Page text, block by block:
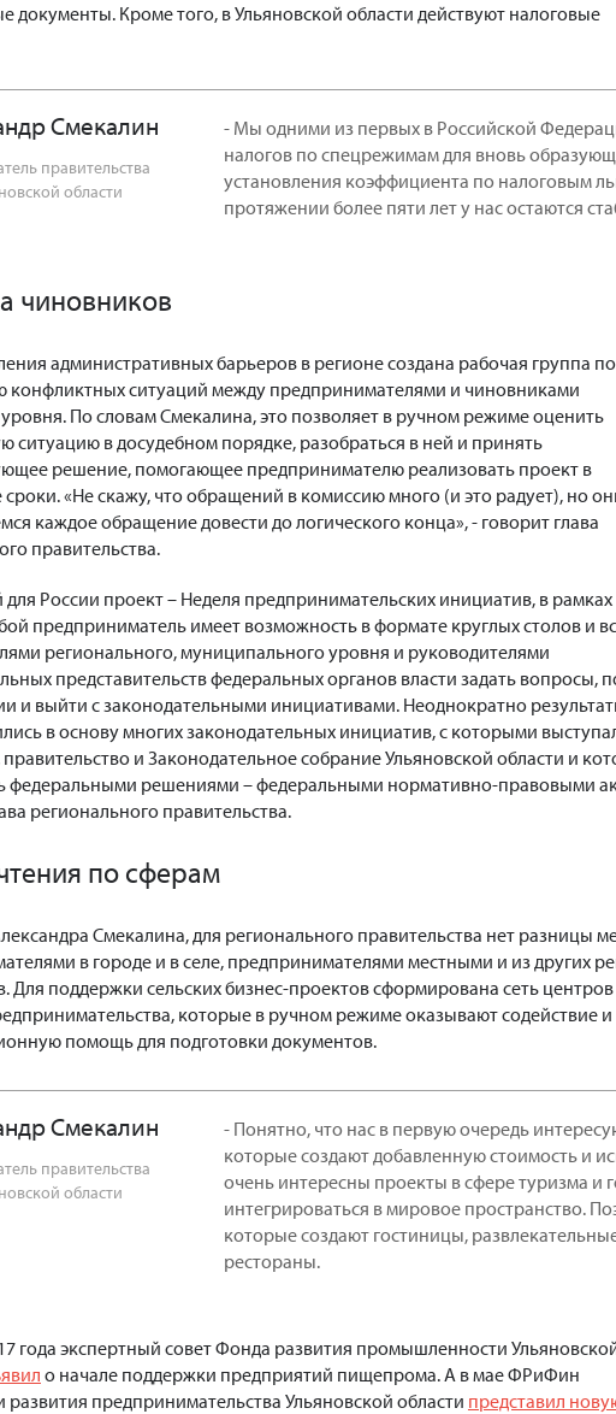
документы. Кроме того, в Ульяновской области действуют налоговые
Смекалин
правительства
области
- Мы одними из первых в Российской
налогов по спецрежимам для вновь
установления коэффициента по налоговым
протяжении более пяти лет у нас остаются
чиновников
административных барьеров в регионе создана рабочая группа по
конфликтных ситуаций между предпринимателями и чиновниками
По словам Смекалина, это позволяет в ручном режиме оценить
ситуацию в досудебном порядке, разобраться в ней и принять
решение, помогающее предпринимателю реализовать проект в
«Не скажу, что обращений в комиссию много (и это радует), но
каждое обращение довести до логического конца», - говорит глава
правительства.
России проект – Неделя предпринимательских инициатив, в рамках
предприниматель имеет возможность в формате круглых столов и
регионального, муниципального уровня и руководителями
представительств федеральных органов власти задать вопросы,
и выйти с законодательными инициативами. Неоднократно
в основу многих законодательных инициатив, с которыми
правительство и Законодательное собрание Ульяновской области и
федеральными решениями – федеральными нормативно-правовыми
регионального правительства.
по сферам
Смекалина, для регионального правительства нет разницы
в городе и в селе, предпринимателями местными и из других
Для поддержки сельских бизнес-проектов сформирована сеть центров
которые в ручном режиме оказывают содействие и
помощь для подготовки документов.
Смекалин
правительства
области
- Понятно, что нас в первую очередь
которые создают добавленную стоимость и
очень интересны проекты в сфере туризма и
интегрироваться в мировое пространство.
которые создают гостиницы,
рестораны.
года экспертный совет Фонда развития промышленности
о начале поддержки предприятий пищепрома. А в мае ФРиФин
предпринимательства Ульяновской области представил